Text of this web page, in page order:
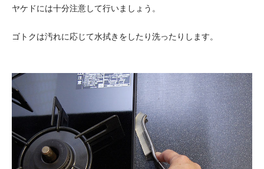
ヤケドには十分注意して行いましょう。
ゴトクは汚れに応じて水拭きをしたり洗ったりします。